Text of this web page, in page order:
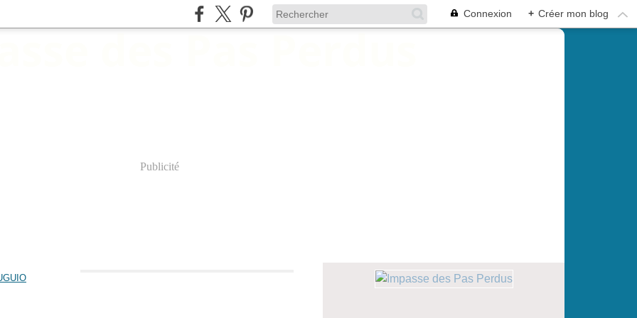
Connexion + Créer mon blog
Publicité